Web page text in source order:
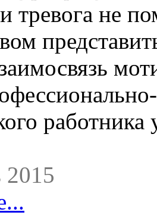
тревога не
работника
2015